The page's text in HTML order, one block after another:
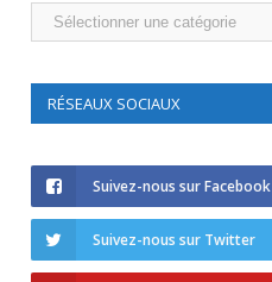
Catégories
RÉSEAUX SOCIAUX
Suivez-nous sur Facebook
Suivez-nous sur Twitter